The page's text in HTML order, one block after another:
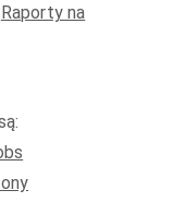
Raporty na